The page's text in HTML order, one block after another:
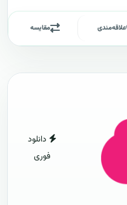
علاقه‌مندی مقایسه
دانلود
فوری